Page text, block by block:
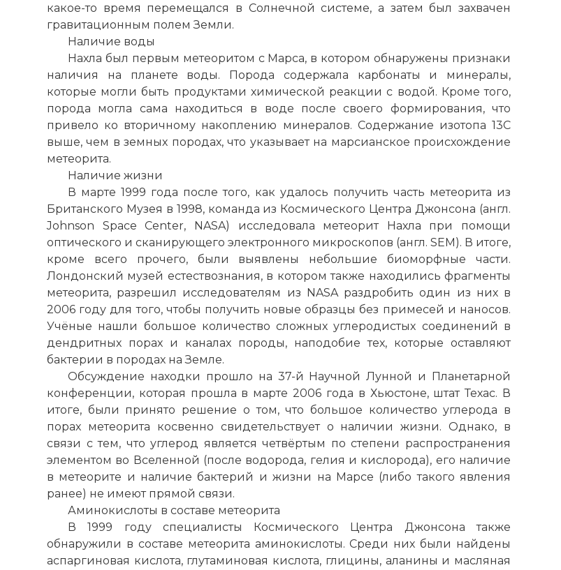
какое-то время перемещался в Солнечной системе, а затем был захвачен
гравитационным полем Земли.
Наличие воды
Нахла был первым метеоритом с Марса, в котором обнаружены признаки
наличия на планете воды. Порода содержала карбонаты и минералы,
которые могли быть продуктами химической реакции с водой. Кроме того,
порода могла сама находиться в воде после своего формирования, что
привело ко вторичному накоплению минералов. Содержание изотопа 13C
выше, чем в земных породах, что указывает на марсианское происхождение
метеорита.
Наличие жизни
В марте 1999 года после того, как удалось получить часть метеорита из
Британского Музея в 1998, команда из Космического Центра Джонсона (англ.
Johnson Space Center, NASA) исследовала метеорит Нахла при помощи
оптического и сканирующего электронного микроскопов (англ. SEM). В итоге,
кроме всего прочего, были выявлены небольшие биоморфные части.
Лондонский музей естествознания, в котором также находились фрагменты
метеорита, разрешил исследователям из NASA раздробить один из них в
2006 году для того, чтобы получить новые образцы без примесей и наносов.
Учёные нашли большое количество сложных углеродистых соединений в
дендритных порах и каналах породы, наподобие тех, которые оставляют
бактерии в породах на Земле.
Обсуждение находки прошло на 37-й Научной Лунной и Планетарной
конференции, которая прошла в марте 2006 года в Хьюстоне, штат Техас. В
итоге, были принято решение о том, что большое количество углерода в
порах метеорита косвенно свидетельствует о наличии жизни. Однако, в
связи с тем, что углерод является четвёртым по степени распространения
элементом во Вселенной (после водорода, гелия и кислорода), его наличие
в метеорите и наличие бактерий и жизни на Марсе (либо такого явления
ранее) не имеют прямой связи.
Аминокислоты в составе метеорита
В 1999 году специалисты Космического Центра Джонсона также
обнаружили в составе метеорита аминокислоты. Среди них были найдены
аспаргиновая кислота, глутаминовая кислота, глицины, аланины и масляная